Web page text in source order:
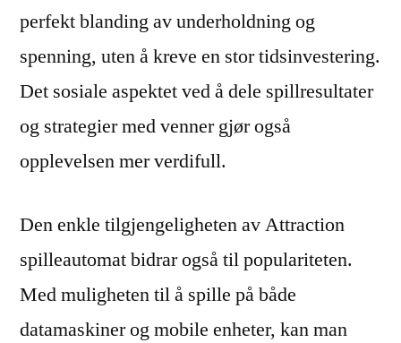
perfekt blanding av underholdning og
spenning, uten å kreve en stor tidsinvestering.
Det sosiale aspektet ved å dele spillresultater
og strategier med venner gjør også
opplevelsen mer verdifull.
Den enkle tilgjengeligheten av Attraction
spilleautomat bidrar også til populariteten.
Med muligheten til å spille på både
datamaskiner og mobile enheter, kan man